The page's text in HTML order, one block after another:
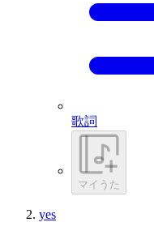
歌詞
マイうた
yes